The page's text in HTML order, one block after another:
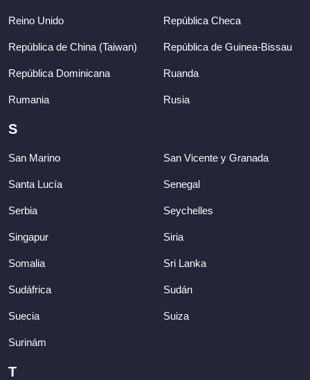
Reino Unido República Checa
República de China (Taiwan) República de Guinea-Bissau
República Dominicana Ruanda
Rumania Rusia
S
San Marino San Vicente y Granada
Santa Lucía Senegal
Serbia Seychelles
Singapur Siria
Somalia Sri Lanka
Sudáfrica Sudán
Suecia Suiza
Surinám
T